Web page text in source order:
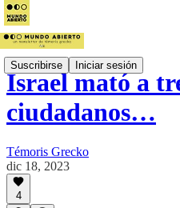
Suscribirse Iniciar sesión
Israel mató a
ciudadanos…
Témoris Grecko
dic 18, 2023
4